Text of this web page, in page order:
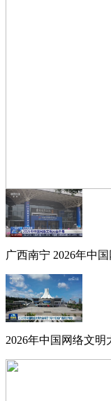
广西南宁 2026年中
2026年中国网络文